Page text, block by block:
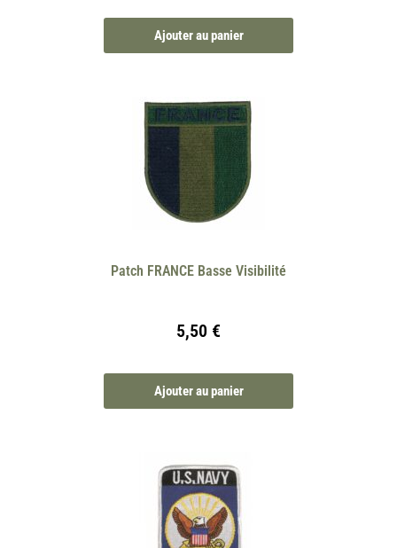
Ajouter au panier
Patch FRANCE Basse Visibilité
5,50 €
Ajouter au panier